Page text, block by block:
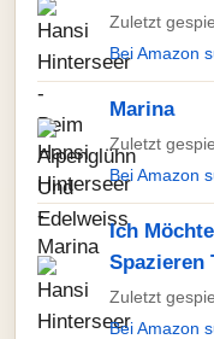
Zuletzt
Bei Amazon
Marina
Zuletzt
Bei Amazon
Ich
Spazieren
Zuletzt
Bei Amazon